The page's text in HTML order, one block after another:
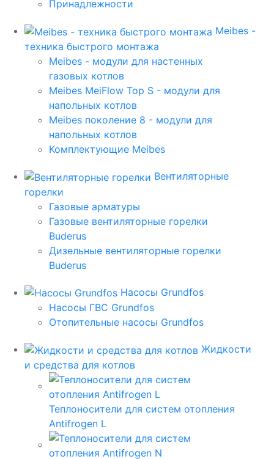
Принадлежности
Meibes -
техника быстрого монтажа
Meibes - модули для настенных
газовых котлов
Meibes MeiFlow Top S - модули для
напольных котлов
Meibes поколение 8 - модули для
напольных котлов
Комплектующие Meibes
Вентиляторные
горелки
Газовые арматуры
Газовые вентиляторные горелки
Buderus
Дизельные вентиляторные горелки
Buderus
Насосы Grundfos
Насосы ГВС Grundfos
Отопительные насосы Grundfos
Жидкости
и средства для котлов
Теплоносители для систем отопления
Antifrogen L